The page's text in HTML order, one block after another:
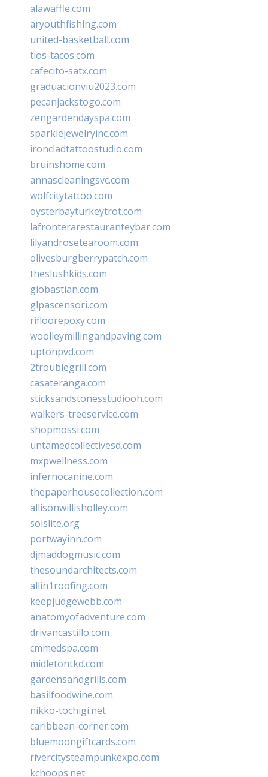
alawaffle.com
aryouthfishing.com
united-basketball.com
tios-tacos.com
cafecito-satx.com
graduacionviu2023.com
pecanjackstogo.com
zengardendayspa.com
sparklejewelryinc.com
ironcladtattoostudio.com
bruinshome.com
annascleaningsvc.com
wolfcitytattoo.com
oysterbayturkeytrot.com
lafronterarestauranteybar.com
lilyandrosetearoom.com
olivesburgberrypatch.com
theslushkids.com
giobastian.com
glpascensori.com
rifloorepoxy.com
woolleymillingandpaving.com
uptonpvd.com
2troublegrill.com
casateranga.com
sticksandstonesstudiooh.com
walkers-treeservice.com
shopmossi.com
untamedcollectivesd.com
mxpwellness.com
infernocanine.com
thepaperhousecollection.com
allisonwillisholley.com
solslite.org
portwayinn.com
djmaddogmusic.com
thesoundarchitects.com
allin1roofing.com
keepjudgewebb.com
anatomyofadventure.com
drivancastillo.com
cmmedspa.com
midletontkd.com
gardensandgrills.com
basilfoodwine.com
nikko-tochigi.net
caribbean-corner.com
bluemoongiftcards.com
rivercitysteampunkexpo.com
kchoops.net